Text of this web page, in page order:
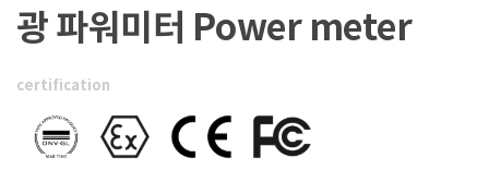
광 파워미터 Power meter
certification